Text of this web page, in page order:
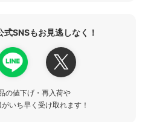
式SNSもお見逃しなく！
の値下げ・再入荷や
いち早く受け取れます！